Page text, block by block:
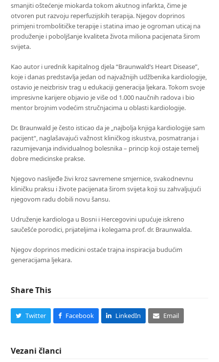
smanjiti oštećenje miokarda tokom akutnog infarkta, čime je
otvoren put razvoju reperfuzijskih terapija. Njegov doprinos
primjeni trombolitičke terapije i statina imao je ogroman uticaj na
produženje i poboljšanje kvaliteta života miliona pacijenata širom
svijeta.
Kao autor i urednik kapitalnog djela “Braunwald’s Heart Disease”,
koje i danas predstavlja jedan od najvažnijih udžbenika kardiologije,
ostavio je neizbrisiv trag u edukaciji generacija ljekara. Tokom svoje
impresivne karijere objavio je više od 1.000 naučnih radova i bio
mentor brojnim vodećim stručnjacima u oblasti kardiologije.
Dr. Braunwald je često isticao da je „najbolja knjiga kardiologije sam
pacijent“, naglašavajući važnost kliničkog iskustva, posmatranja i
razumijevanja individualnog bolesnika – princip koji ostaje temelj
dobre medicinske prakse.
Njegovo naslijeđe živi kroz savremene smjernice, svakodnevnu
kliničku praksu i živote pacijenata širom svijeta koji su zahvaljujući
njegovom radu dobili novu šansu.
Udruženje kardiologa u Bosni i Hercegovini upućuje iskreno
saučešće porodici, prijateljima i kolegama prof. dr. Braunwalda.
Njegov doprinos medicini ostaće trajna inspiracija budućim
generacijama ljekara.
Share This
Twitter Facebook LinkedIn Email
Vezani članci